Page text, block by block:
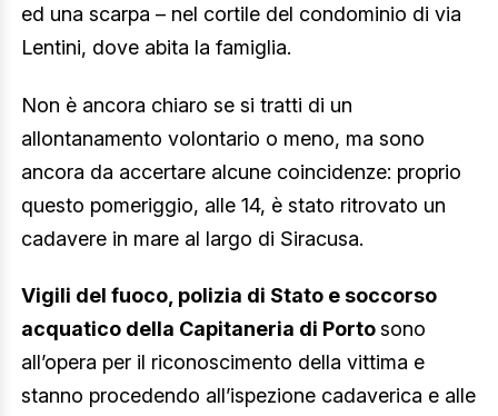
ed una scarpa – nel cortile del condominio di via
Lentini, dove abita la famiglia.
Non è ancora chiaro se si tratti di un
allontanamento volontario o meno, ma sono
ancora da accertare alcune coincidenze: proprio
questo pomeriggio, alle 14, è stato ritrovato un
cadavere in mare al largo di Siracusa.
Vigili del fuoco, polizia di Stato e soccorso
acquatico della Capitaneria di Portosono
all’opera per il riconoscimento della vittima e
stanno procedendo all’ispezione cadaverica e alle